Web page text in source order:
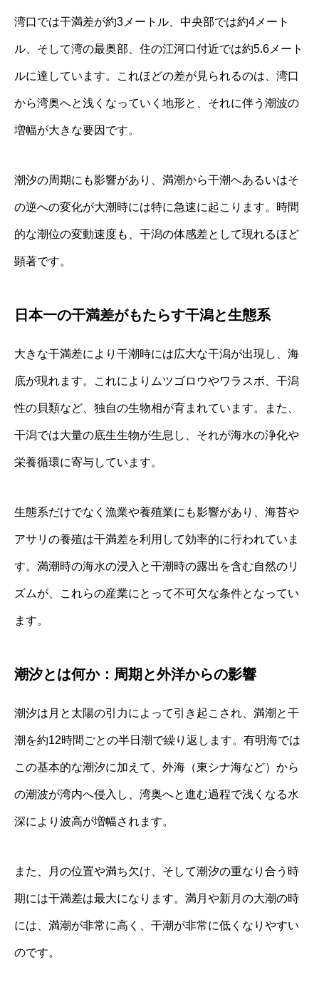
湾口では干満差が約3メートル、中央部では約4メート
ル、そして湾の最奥部、住の江河口付近では約5.6メート
ルに達しています。これほどの差が見られるのは、湾口
から湾奥へと浅くなっていく地形と、それに伴う潮波の
増幅が大きな要因です。
潮汐の周期にも影響があり、満潮から干潮へあるいはそ
の逆への変化が大潮時には特に急速に起こります。時間
的な潮位の変動速度も、干潟の体感差として現れるほど
顕著です。
日本一の干満差がもたらす干潟と生態系
大きな干満差により干潮時には広大な干潟が出現し、海
底が現れます。これによりムツゴロウやワラスボ、干潟
性の貝類など、独自の生物相が育まれています。また、
干潟では大量の底生生物が生息し、それが海水の浄化や
栄養循環に寄与しています。
生態系だけでなく漁業や養殖業にも影響があり、海苔や
アサリの養殖は干満差を利用して効率的に行われていま
す。満潮時の海水の浸入と干潮時の露出を含む自然のリ
ズムが、これらの産業にとって不可欠な条件となってい
ます。
潮汐とは何か：周期と外洋からの影響
潮汐は月と太陽の引力によって引き起こされ、満潮と干
潮を約12時間ごとの半日潮で繰り返します。有明海では
この基本的な潮汐に加えて、外海（東シナ海など）から
の潮波が湾内へ侵入し、湾奥へと進む過程で浅くなる水
深により波高が増幅されます。
また、月の位置や満ち欠け、そして潮汐の重なり合う時
期には干満差は最大になります。満月や新月の大潮の時
には、満潮が非常に高く、干潮が非常に低くなりやすい
のです。